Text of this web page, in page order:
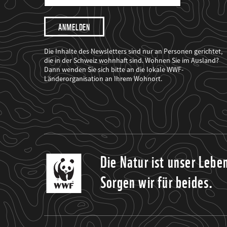
Mail
Adresse
Ich
möchte,
dass
der
WWF
mich
über
seine
Projekte
informiert.
Die Inhalte des Newsletters sind nur an Personen gerichtet,
die in der Schweiz wohnhaft sind. Wohnen Sie im Ausland?
Dann wenden Sie sich bitte an die lokale WWF-
Länderorganisation an Ihrem Wohnort.
Die Natur ist unser
Sorgen wir für beides.